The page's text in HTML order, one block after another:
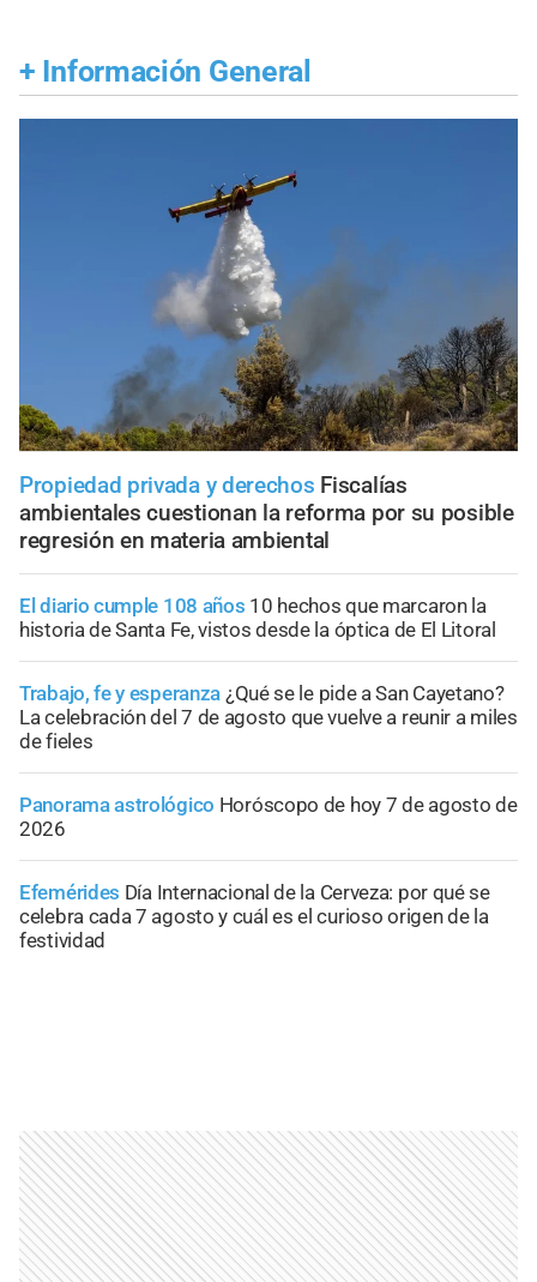
+ Información General
Propiedad privada y derechos Fiscalías
ambientales cuestionan la reforma por su posible
regresión en materia ambiental
El diario cumple 108 años 10 hechos que marcaron la
historia de Santa Fe, vistos desde la óptica de El Litoral
Trabajo, fe y esperanza ¿Qué se le pide a San Cayetano?
La celebración del 7 de agosto que vuelve a reunir a miles
de fieles
Panorama astrológico Horóscopo de hoy 7 de agosto de
2026
Efemérides Día Internacional de la Cerveza: por qué se
celebra cada 7 agosto y cuál es el curioso origen de la
festividad